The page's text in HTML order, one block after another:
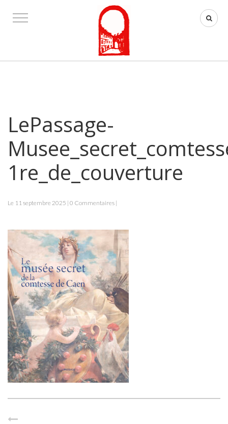
LePassage-
1re_de_couverture
Le 11 septembre 2025 | 0 Commentaires |